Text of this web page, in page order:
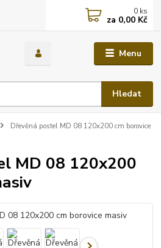
Menu
Hledat
0 ks
za 0,00 Kč
Dřevěná postel MD 08 120x200 cm borovice
MD 08 120x200